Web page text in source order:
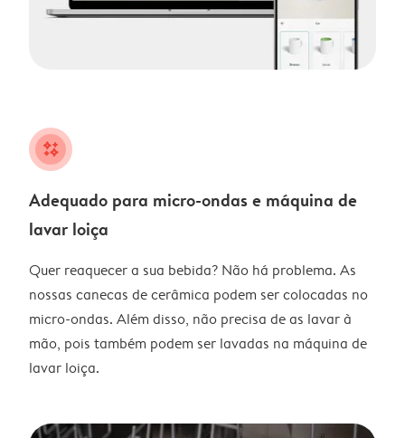
night
Adequado para micro-ondas e máquina de
lavar loiça
Quer reaquecer a sua bebida? Não há problema. As
nossas canecas de cerâmica podem ser colocadas no
micro-ondas. Além disso, não precisa de as lavar à
mão, pois também podem ser lavadas na máquina de
lavar loiça.